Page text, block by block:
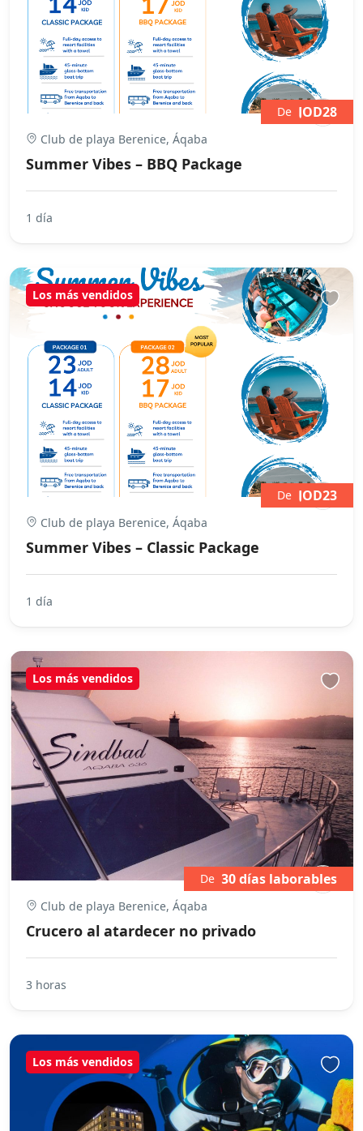
Club de playa Berenice, Áqaba
Summer Vibes – BBQ Package
De JOD28
1 día
Los más vendidos
Club de playa Berenice, Áqaba
Summer Vibes – Classic Package
De JOD23
1 día
Los más vendidos
Club de playa Berenice, Áqaba
Crucero al atardecer no privado
De 30 días laborables
3 horas
Los más vendidos